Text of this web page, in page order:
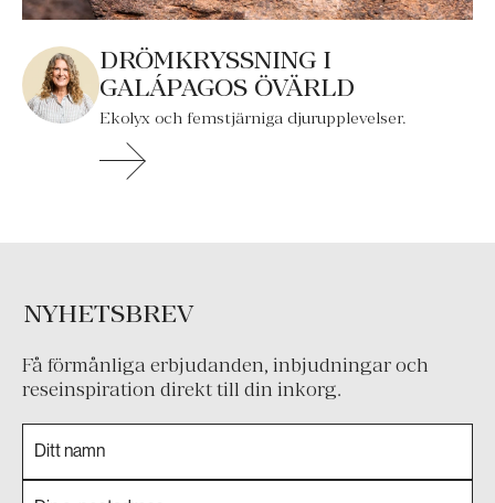
DRÖMKRYSSNING I
GALÁPAGOS ÖVÄRLD
Ekolyx och femstjärniga djurupplevelser.
NYHETSBREV
Få förmånliga erbjudanden, inbjudningar och
reseinspiration direkt till din inkorg.